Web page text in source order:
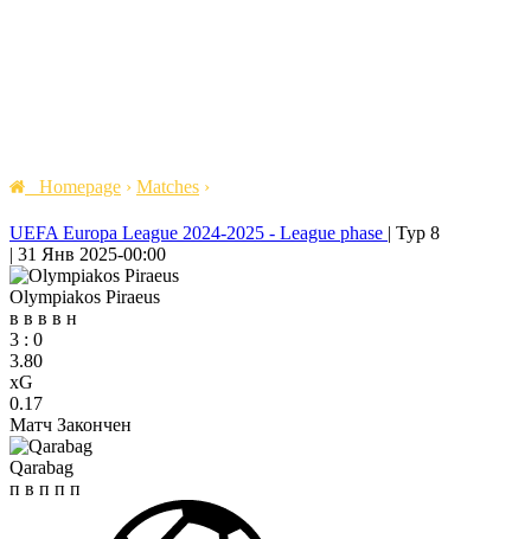
Homepage › Matches ›
UEFA Europa League 2024-2025 - League phase | Тур 8
| 31 Янв 2025-00:00
Olympiakos Piraeus
в в в в н
3 : 0
3.80
xG
0.17
Матч Закончен
Qarabag
п в п п п